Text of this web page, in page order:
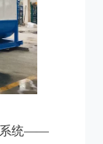
系统——